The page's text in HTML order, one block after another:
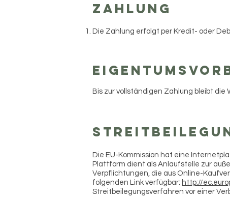
Zahlung
Die Zahlung erfolgt per Kredit- oder
Bis zur vollständigen Zahlung bleibt die
Die EU-Kommission hat eine
Plattform dient als Anlaufstelle zur
Verpflichtungen, die aus Online-
folgenden Link verfügbar: http://
Streitbeilegungsverfahren vor einer